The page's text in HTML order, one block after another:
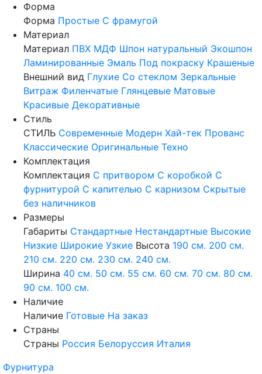
Форма
Форма Простые С фрамугой
Материал
Материал ПВХ МДФ Шпон натуральный Экошпон
Ламинированные Эмаль Под покраску Крашеные
Внешний вид Глухие Со стеклом Зеркальные
Витраж Филенчатые Глянцевые Матовые
Красивые Декоративные
Стиль
СТИЛЬ Современные Модерн Хай-тек Прованс
Классические Оригинальные Техно
Комплектация
Комплектация С притвором С коробкой С
фурнитурой С капителью С карнизом Скрытые
без наличников
Размеры
Габариты Стандартные Нестандартные Высокие
Низкие Широкие Узкие Высота 190 см. 200 см.
210 см. 220 см. 230 см. 240 см.
Ширина 40 см. 50 см. 55 см. 60 см. 70 см. 80 см.
90 см. 100 см.
Наличие
Наличие Готовые На заказ
Страны
Страны Россия Белоруссия Италия
Фурнитура